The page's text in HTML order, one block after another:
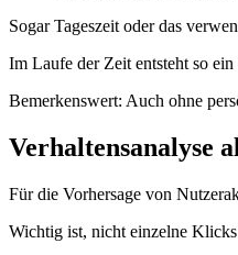
Sogar Tageszeit oder das
Im Laufe der Zeit entsteht so ein
Bemerkenswert: Auch ohne
Verhaltensanalyse
Für die Vorhersage von
Wichtig ist, nicht einzelne